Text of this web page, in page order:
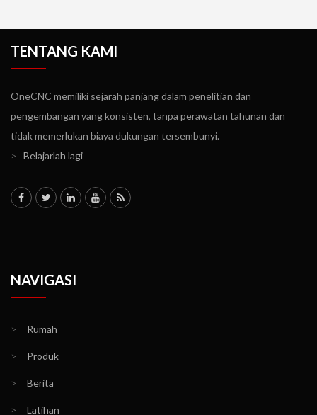
TENTANG KAMI
OneCNC memiliki sejarah panjang dalam penelitian dan
pengembangan yang konsisten, tanpa perawatan tahunan dan
tidak memerlukan biaya dukungan tersembunyi.
>
Belajarlah lagi
NAVIGASI
> Rumah
> Produk
> Berita
> Latihan